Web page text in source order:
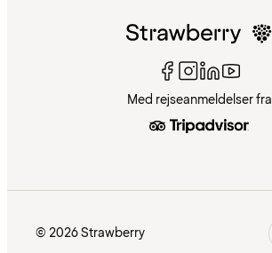
Med rejseanmeldelser fra
© 2026 Strawberry